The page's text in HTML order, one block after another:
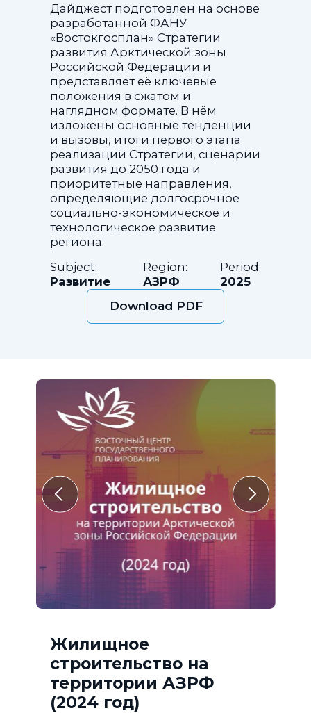
Дайджест подготовлен на основе
разработанной ФАНУ
«Востокгосплан» Стратегии
развития Арктической зоны
Российской Федерации и
представляет её ключевые
положения в сжатом и
наглядном формате. В нём
изложены основные тенденции
и вызовы, итоги первого этапа
реализации Стратегии, сценарии
развития до 2050 года и
приоритетные направления,
определяющие долгосрочное
социально-экономическое и
технологическое развитие
региона.
Download PDF
Subject:
Развитие
Region:
АЗРФ
Period:
2025
Жилищное
строительство на
территории АЗРФ
(2024 год)